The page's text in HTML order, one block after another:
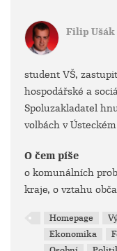
Filip Ušák
student VŠ,
hospodářské a
Spoluzakladatel
volbách v
O čem píše
o komunálních
kraje, o vztahu
Homepage
Ekonomika